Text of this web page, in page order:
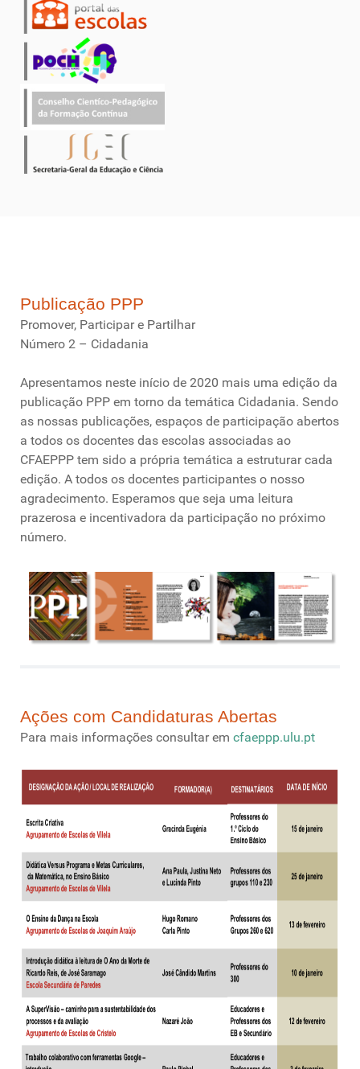
Publicação PPP
Promover, Participar e Partilhar
Número 2 – Cidadania
Apresentamos neste início de 2020 mais uma edição da
publicação PPP em torno da temática Cidadania. Sendo
as nossas publicações, espaços de participação abertos
a todos os docentes das escolas associadas ao
CFAEPPP tem sido a própria temática a estruturar cada
edição. A todos os docentes participantes o nosso
agradecimento. Esperamos que seja uma leitura
prazerosa e incentivadora da participação no próximo
número.
Ações com Candidaturas Abertas
Para mais informações consultar em cfaeppp.ulu.pt